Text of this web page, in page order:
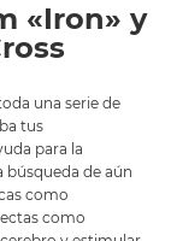
«Iron» y
una serie de
tus
para la
de aún
como
como